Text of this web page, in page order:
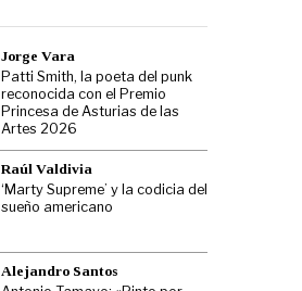
Jorge Vara
Patti Smith, la poeta del punk
reconocida con el Premio
Princesa de Asturias de las
Artes 2026
Raúl Valdivia
‘Marty Supreme’ y la codicia del
sueño americano
Alejandro Santos